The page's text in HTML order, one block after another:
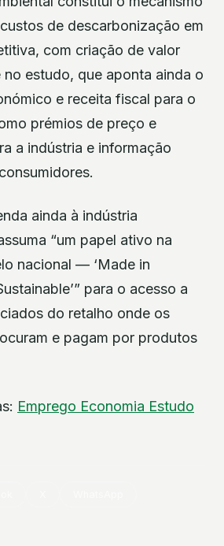
de descarbonização em
com criação de valor
no estudo, que aponta ainda o
e receita fiscal para o
prémios de preço e
a indústria e informação
ainda à indústria
“um papel ativo na
nacional — ‘Made in
para o acesso a
do retalho onde os
e pagam por produtos
Emprego Economia Estudo